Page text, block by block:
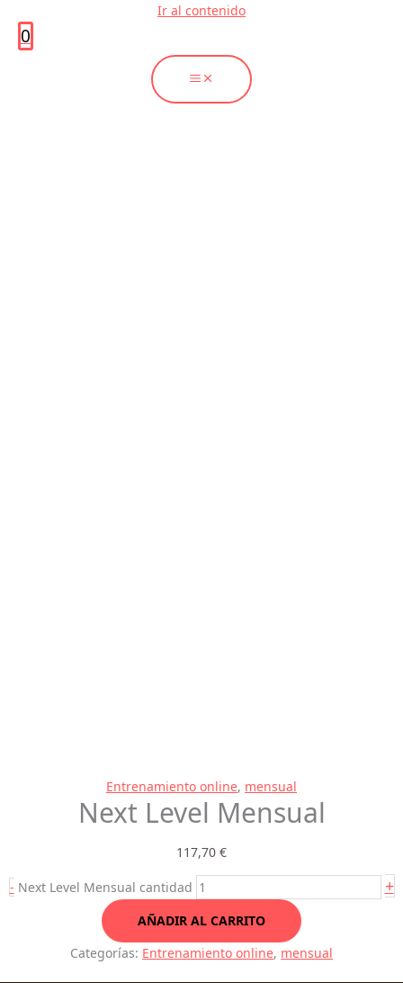
Ir al contenido
0
Entrenamiento online, mensual
Next Level Mensual
117,70 €
- Next Level Mensual cantidad +
AÑADIR AL CARRITO
Categorías: Entrenamiento online, mensual